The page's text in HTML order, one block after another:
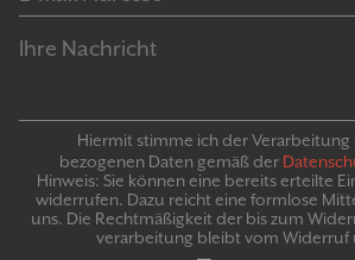
Hiermit stimme ich der
bezogenen Daten gemäß der
Hinweis: Sie können eine bereits erteilte
widerrufen. Dazu reicht eine formlose
uns. Die Recht­mäßigkeit der bis zum
verarbeitung bleibt vom Wider­ruf